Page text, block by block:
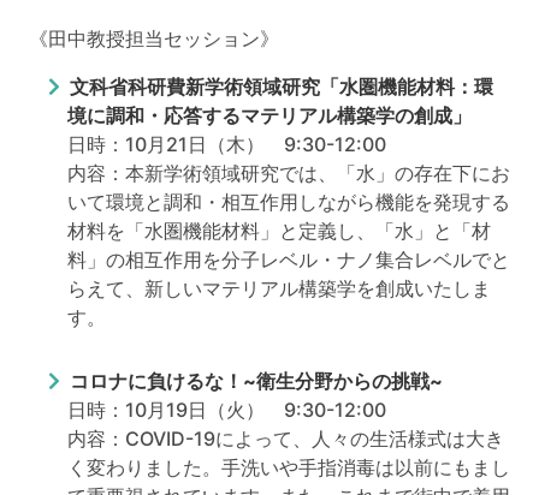
《田中教授担当セッション》
文科省科研費新学術領域研究「水圏機能材料：環
境に調和・応答するマテリアル構築学の創成」
日時：10月21日（木） 9:30-12:00
内容：本新学術領域研究では、「水」の存在下にお
いて環境と調和・相互作用しながら機能を発現する
材料を「水圏機能材料」と定義し、「水」と「材
料」の相互作用を分子レベル・ナノ集合レベルでと
らえて、新しいマテリアル構築学を創成いたしま
す。
コロナに負けるな！~衛生分野からの挑戦~
日時：10月19日（火） 9:30-12:00
内容：COVID-19によって、人々の生活様式は大き
く変わりました。手洗いや手指消毒は以前にもまし